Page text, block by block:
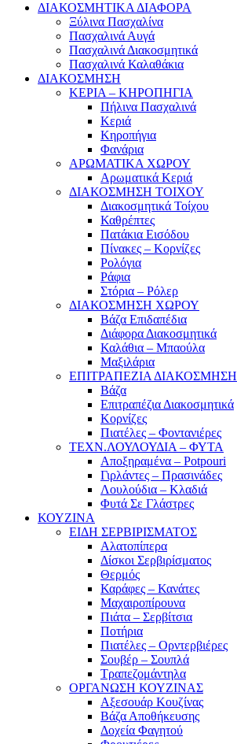
ΔΙΑΚΟΣΜΗΤΙΚΑ ΔΙΑΦΟΡΑ
Ξύλινα Πασχαλίνα
Πασχαλινά Αυγά
Πασχαλινά Διακοσμητικά
Πασχαλινά Καλαθάκια
ΔΙΑΚΟΣΜΗΣΗ
ΚΕΡΙΑ – ΚΗΡΟΠΗΓΙΑ
Πήλινα Πασχαλινά
Κεριά
Κηροπήγια
Φανάρια
ΑΡΩΜΑΤΙΚΑ ΧΩΡΟΥ
Αρωματικά Κεριά
ΔΙΑΚΟΣΜΗΣΗ ΤΟΙΧΟΥ
Διακοσμητικά Τοίχου
Καθρέπτες
Πατάκια Εισόδου
Πίνακες – Κορνίζες
Ρολόγια
Ράφια
Στόρια – Ρόλερ
ΔΙΑΚΟΣΜΗΣΗ ΧΩΡΟΥ
Βάζα Επιδαπέδια
Διάφορα Διακοσμητικά
Καλάθια – Μπαούλα
Μαξιλάρια
ΕΠΙΤΡΑΠΕΖΙΑ ΔΙΑΚΟΣΜΗΣΗ
Βάζα
Επιτραπέζια Διακοσμητικά
Κορνίζες
Πιατέλες – Φοντανιέρες
ΤΕΧΝ.ΛΟΥΛΟΥΔΙΑ – ΦΥΤΑ
Αποξηραμένα – Potpouri
Γιρλάντες – Πρασινάδες
Λουλούδια – Κλαδιά
Φυτά Σε Γλάστρες
ΚΟΥΖΙΝΑ
ΕΙΔΗ ΣΕΡΒΙΡΙΣΜΑΤΟΣ
Αλατοπίπερα
Δίσκοι Σερβιρίσματος
Θερμός
Καράφες – Κανάτες
Μαχαιροπίρουνα
Πιάτα – Σερβίτσια
Ποτήρια
Πιατέλες – Ορντερβιέρες
Σουβέρ – Σουπλά
Τραπεζομάντηλα
ΟΡΓΑΝΩΣΗ ΚΟΥΖΙΝΑΣ
Αξεσουάρ Κουζίνας
Βάζα Αποθήκευσης
Δοχεία Φαγητού